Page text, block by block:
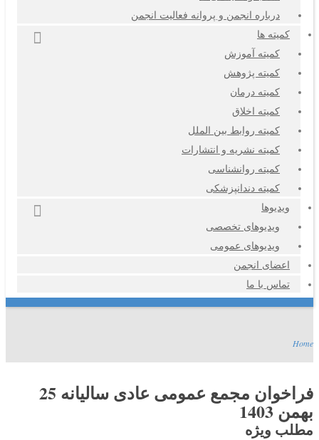
درباره انجمن و پروانه فعالیت انجمن
کمیته ها
کمیته آموزش
کمیته پژوهش
کمیته درمان
کمیته اخلاق
کمیته روابط بین الملل
کمیته نشریه و انتشارات
کمیته روانشناسی
کمیته دندانپزشکی
ویدیوها
ویدیوهای تخصصی
ویدیوهای عمومی
اعضای انجمن
تماس با ما
Home
فراخوان مجمع عمومی عادی سالیانه 25
بهمن 1403
مطلب ویژه